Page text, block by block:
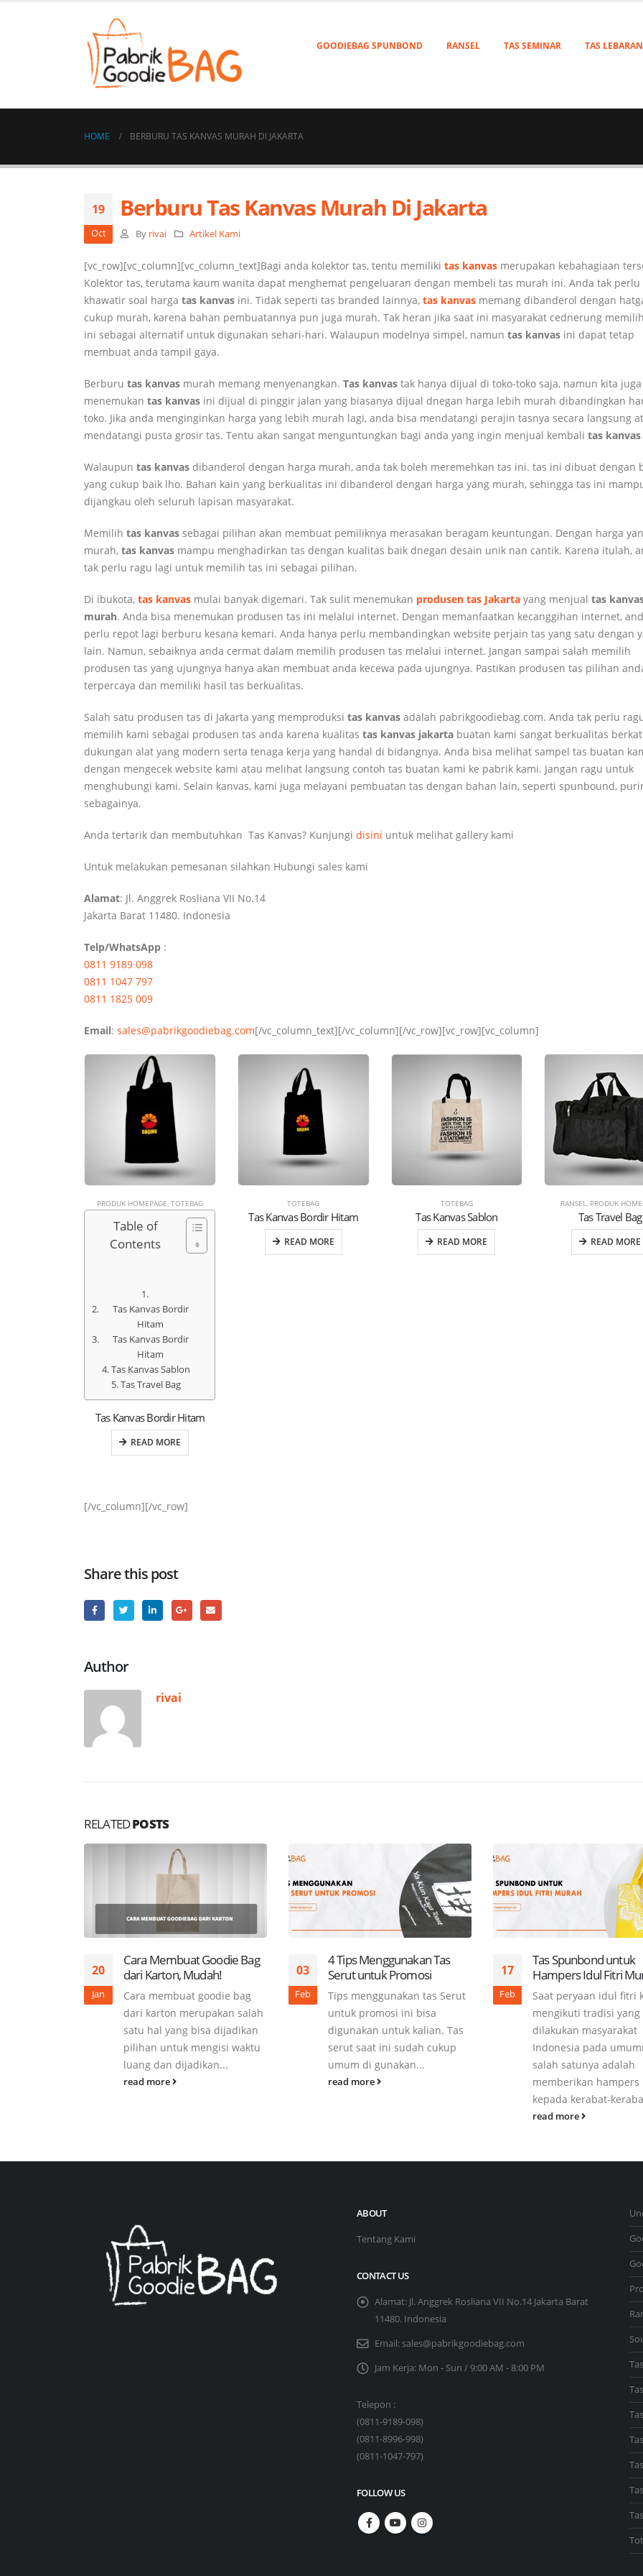
GOODIEBAG SPUNBOND RANSEL TAS SEMINAR TAS LEBARAN
HOME BERBURU TAS KANVAS MURAH DI JAKARTA
19
Oct
Berburu Tas Kanvas Murah Di Jakarta
By rivai Artikel Kami
[vc_row][vc_column][vc_column_text]Bagi anda kolektor tas, tentu memiliki tas kanvas merupakan kebahagiaan
Kolektor tas, terutama kaum wanita dapat menghemat pengeluaran dengan membeli tas murah ini. Anda tak perlu
khawatir soal harga tas kanvas ini. Tidak seperti tas branded lainnya, tas kanvas memang dibanderol dengan
cukup murah, karena bahan pembuatannya pun juga murah. Tak heran jika saat ini masyarakat cednerung
ini sebagai alternatif untuk digunakan sehari-hari. Walaupun modelnya simpel, namun tas kanvas ini dapat tetap
membuat anda tampil gaya.
Berburu tas kanvas murah memang menyenangkan. Tas kanvas tak hanya dijual di toko-toko saja, namun kita
menemukan tas kanvas ini dijual di pinggir jalan yang biasanya dijual dnegan harga lebih murah dibandingkan
toko. Jika anda menginginkan harga yang lebih murah lagi, anda bisa mendatangi perajin tasnya secara langsung
mendatangi pusta grosir tas. Tentu akan sangat menguntungkan bagi anda yang ingin menjual kembali tas kanvas
Walaupun tas kanvas dibanderol dengan harga murah, anda tak boleh meremehkan tas ini. tas ini dibuat dengan
yang cukup baik lho. Bahan kain yang berkualitas ini dibanderol dengan harga yang murah, sehingga tas ini
dijangkau oleh seluruh lapisan masyarakat.
Memilih tas kanvas sebagai pilihan akan membuat pemiliknya merasakan beragam keuntungan. Dengan harga
murah, tas kanvas mampu menghadirkan tas dengan kualitas baik dnegan desain unik nan cantik. Karena itulah,
tak perlu ragu lagi untuk memilih tas ini sebagai pilihan.
Di ibukota, tas kanvas mulai banyak digemari. Tak sulit menemukan produsen tas Jakarta yang menjual tas
murah. Anda bisa menemukan produsen tas ini melalui internet. Dengan memanfaatkan kecanggihan internet,
perlu repot lagi berburu kesana kemari. Anda hanya perlu membandingkan website perjain tas yang satu dengan
lain. Namun, sebaiknya anda cermat dalam memilih produsen tas melalui internet. Jangan sampai salah memilih
produsen tas yang ujungnya hanya akan membuat anda kecewa pada ujungnya. Pastikan produsen tas pilihan
terpercaya dan memiliki hasil tas berkualitas.
Salah satu produsen tas di Jakarta yang memproduksi tas kanvas adalah pabrikgoodiebag.com. Anda tak perlu
memilih kami sebagai produsen tas anda karena kualitas tas kanvas jakarta buatan kami sangat berkualitas berkat
dukungan alat yang modern serta tenaga kerja yang handal di bidangnya. Anda bisa melihat sampel tas buatan
dengan mengecek website kami atau melihat langsung contoh tas buatan kami ke pabrik kami. Jangan ragu untuk
menghubungi kami. Selain kanvas, kami juga melayani pembuatan tas dengan bahan lain, seperti spunbound,
sebagainya.
Anda tertarik dan membutuhkan Tas Kanvas? Kunjungi disini untuk melihat gallery kami
Untuk melakukan pemesanan silahkan Hubungi sales kami
Alamat: Jl. Anggrek Rosliana VII No.14
Jakarta Barat 11480. Indonesia
Telp/WhatsApp :
0811 9189 098
0811 1047 797
0811 1825 009
Email: sales@pabrikgoodiebag.com[/vc_column_text][/vc_column][/vc_row][vc_row][vc_column]
PRODUK HOMEPAGE TOTEBAG
Table of
Contents
Tas Kanvas Bordir
Hitam
Tas Kanvas Bordir
Hitam
Tas Kanvas Sablon
Tas Travel Bag
Tas Kanvas Bordir Hitam
READ MORE
TOTEBAG
Tas Kanvas Bordir Hitam
READ MORE
TOTEBAG
Tas Kanvas Sablon
READ MORE
RANSEL PRODUK
Tas Travel Bag
READ MORE
[/vc_column][/vc_row]
Share this post
Author
rivai
RELATEDPOSTS
20
Jan
Cara Membuat Goodie Bag
dari Karton, Mudah!
Cara membuat goodie bag
dari karton merupakan salah
satu hal yang bisa dijadikan
pilihan untuk mengisi waktu
luang dan dijadikan...
read more
03
Feb
4 Tips Menggunakan Tas
Serut untuk Promosi
Tips menggunakan tas Serut
untuk promosi ini bisa
digunakan untuk kalian. Tas
serut saat ini sudah cukup
umum di gunakan...
read more
17
Feb
Tas Spunbond untuk
Hampers Idul Fitri
Saat peryaan idul fitri
mengikuti tradisi yang
dilakukan masyarakat
Indonesia pada
salah satunya adalah
memberikan hampers
kepada kerabat-
read more
ABOUT
Tentang Kami
CONTACT US
Alamat: Jl. Anggrek Rosliana VII No.14 Jakarta Barat
11480. Indonesia
Email:sales@pabrikgoodiebag.com
Jam Kerja: Mon - Sun / 9:00 AM - 8:00 PM
Telepon :
(0811-9189-098)
(0811-8996-998)
(0811-1047-797)
FOLLOW US